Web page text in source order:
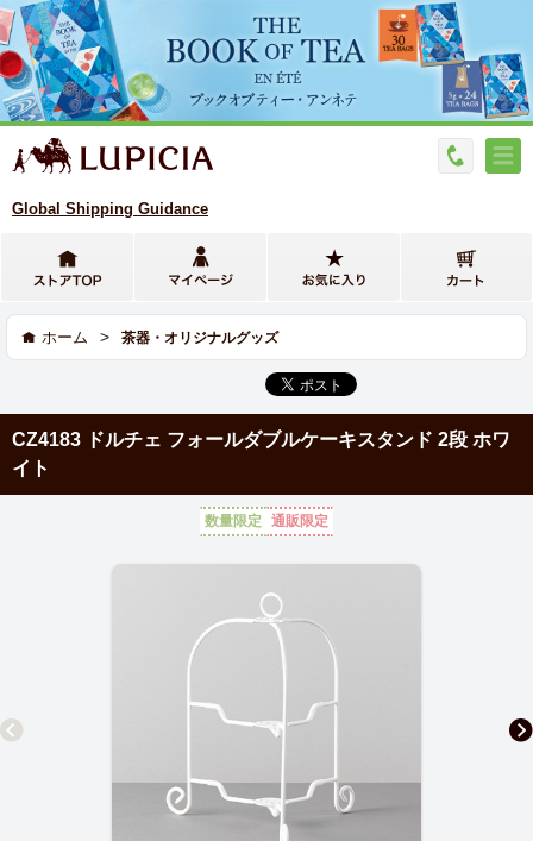
Global Shipping Guidance
ホーム > 茶器・オリジナルグッズ
CZ4183 ドルチェ フォールダブルケーキスタンド 2段 ホワ
イト
数量限定 通販限定